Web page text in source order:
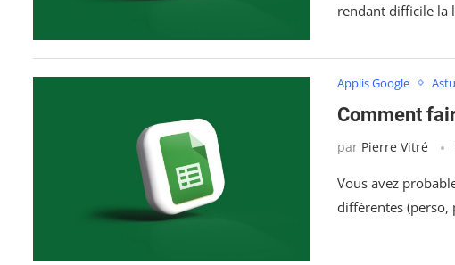
rendant difficile la
Applis Google
Comment
par Pierre Vitré
Vous avez
différentes